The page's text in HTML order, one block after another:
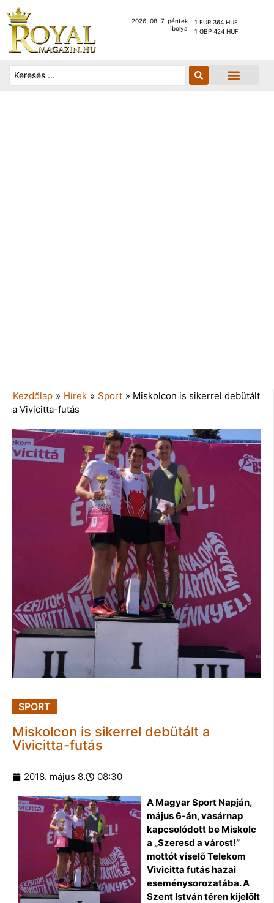
2026. 08. 7. péntek
Ibolya
1 EUR 364 HUF
1 GBP 424 HUF
Kezdőlap » Hírek » Sport » Miskolcon is sikerrel debütált
a Vivicitta-futás
SPORT
Miskolcon is sikerrel debütált a
Vivicitta-futás
2018. május 8. 08:30
A Magyar Sport Napján,
május 6-án, vasárnap
kapcsolódott be Miskolc
a „Szeresd a várost!”
mottót viselő Telekom
Vivicitta futás hazai
eseménysorozatába. A
Szent István téren kijelölt